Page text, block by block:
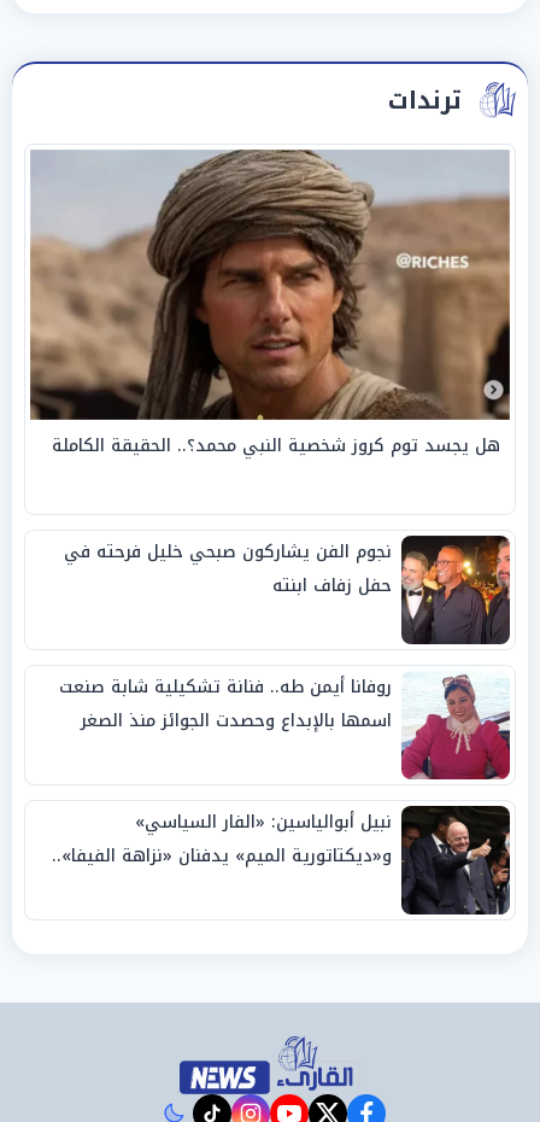
ترندات
هل يجسد توم كروز شخصية النبي محمد؟.. الحقيقة الكاملة
نجوم الفن يشاركون صبحي خليل فرحته في
حفل زفاف ابنته
روفانا أيمن طه.. فنانة تشكيلية شابة صنعت
اسمها بالإبداع وحصدت الجوائز منذ الصغر
نبيل أبوالياسين: «الفار السياسي»
و«ديكتاتورية الميم» يدفنان «نزاهة الفيفا»..